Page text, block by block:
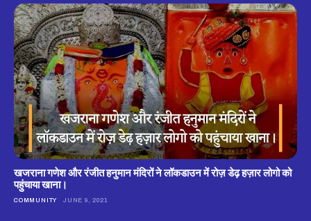
खजराना गणेश और रंजीत हनुमान मंदिरों ने लॉकडाउन में रोज़ डेढ़ हज़ार लोगो को
पहुंचाया खाना।
COMMUNITY JUNE 9, 2021